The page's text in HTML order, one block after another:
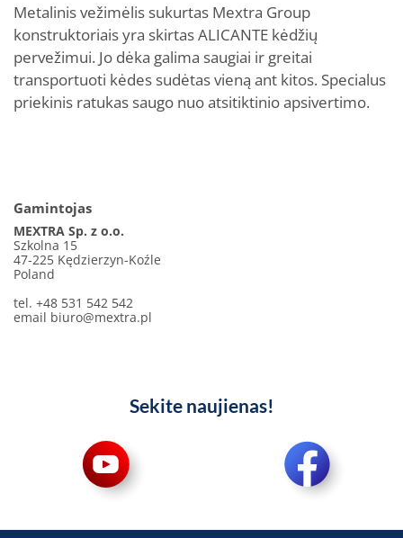
Metalinis vežimėlis sukurtas Mextra Group
konstruktoriais yra skirtas ALICANTE kėdžių
pervežimui. Jo dėka galima saugiai ir greitai
transportuoti kėdes sudėtas vieną ant kitos. Specialus
priekinis ratukas saugo nuo atsitiktinio apsivertimo.
Gamintojas
MEXTRA Sp. z o.o.
Szkolna 15
47-225 Kędzierzyn-Koźle
Poland
tel. +48 531 542 542
email biuro@mextra.pl
Sekite naujienas!